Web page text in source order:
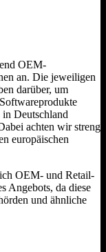
OEM-
an. Die jeweiligen
darüber, um
Deutschland
achten wir streng
europäischen
OEM- und Retail-
Angebots, da diese
und ähnliche